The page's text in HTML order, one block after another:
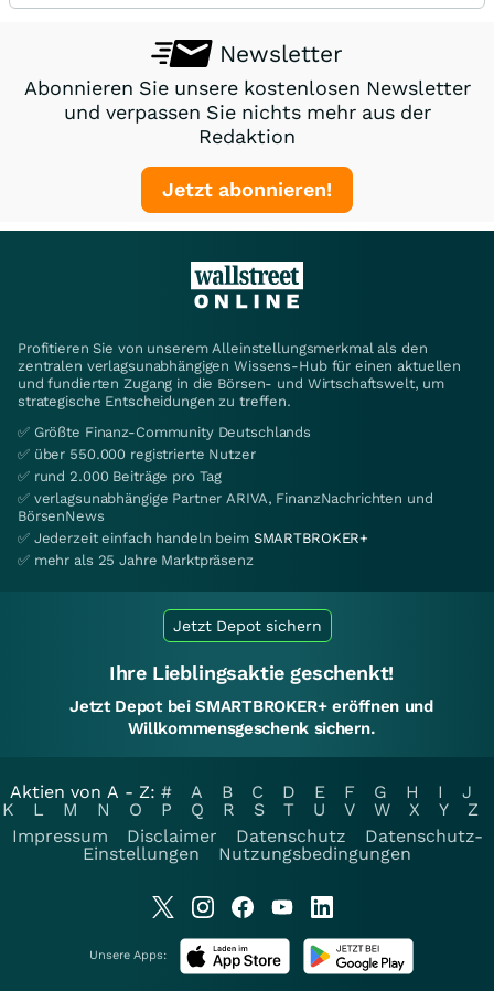
Newsletter
Abonnieren Sie unsere kostenlosen Newsletter
und verpassen Sie nichts mehr aus der
Redaktion
Jetzt abonnieren!
Profitieren Sie von unserem Alleinstellungsmerkmal als den
zentralen verlagsunabhängigen Wissens-Hub für einen aktuellen
und fundierten Zugang in die Börsen- und Wirtschaftswelt, um
strategische Entscheidungen zu treffen.
✅ Größte Finanz-Community Deutschlands
✅ über 550.000 registrierte Nutzer
✅ rund 2.000 Beiträge pro Tag
✅ verlagsunabhängige Partner ARIVA, FinanzNachrichten und
BörsenNews
✅ Jederzeit einfach handeln beim SMARTBROKER+
✅ mehr als 25 Jahre Marktpräsenz
Jetzt Depot sichern
Ihre Lieblingsaktie geschenkt!
Jetzt Depot bei SMARTBROKER+ eröffnen und
Willkommensgeschenk sichern.
Aktien von A - Z: # A B C D E F G H I
J
K
L M N O P Q R S T U V W X Y
Z
Impressum
Disclaimer Datenschutz
Datenschutz-
Einstellungen
Nutzungsbedingungen
Unsere Apps: